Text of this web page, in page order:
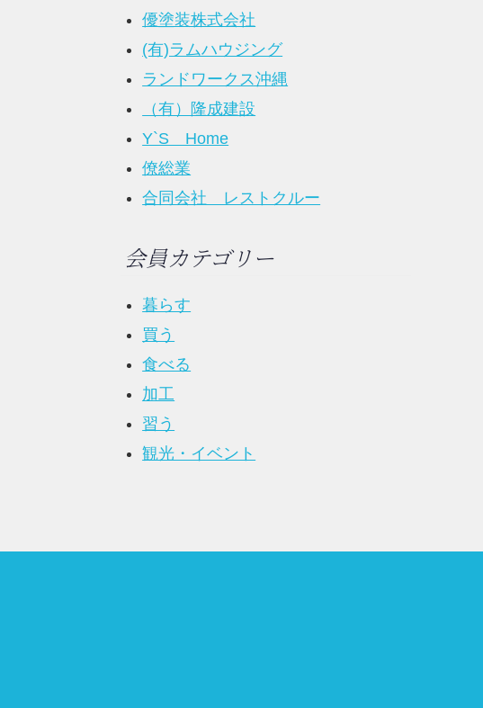
優塗装株式会社
(有)ラムハウジング
ランドワークス沖縄
（有）隆成建設
Y`S Home
僚総業
合同会社 レストクルー
会員カテゴリー
暮らす
買う
食べる
加工
習う
観光・イベント